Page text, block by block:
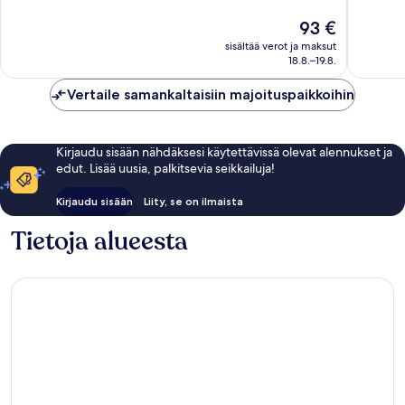
Hinta
on
93 €
93 €
sisältää verot ja maksut
18.8.–19.8.
Vertaile samankaltaisiin majoituspaikkoihin
Kirjaudu sisään nähdäksesi käytettävissä olevat alennukset ja
edut. Lisää uusia, palkitsevia seikkailuja!
Kirjaudu sisään Liity, se on ilmaista
Tietoja alueesta